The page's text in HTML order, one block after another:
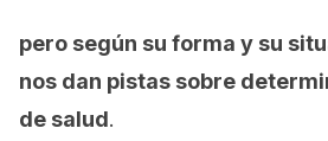
pero según su forma y su
nos dan pistas sobre
de salud.